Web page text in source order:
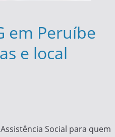
em Peruíbe
e local
Social para quem